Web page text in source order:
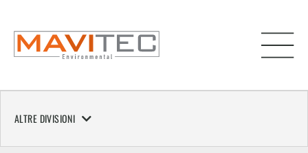
ALTRE DIVISIONI